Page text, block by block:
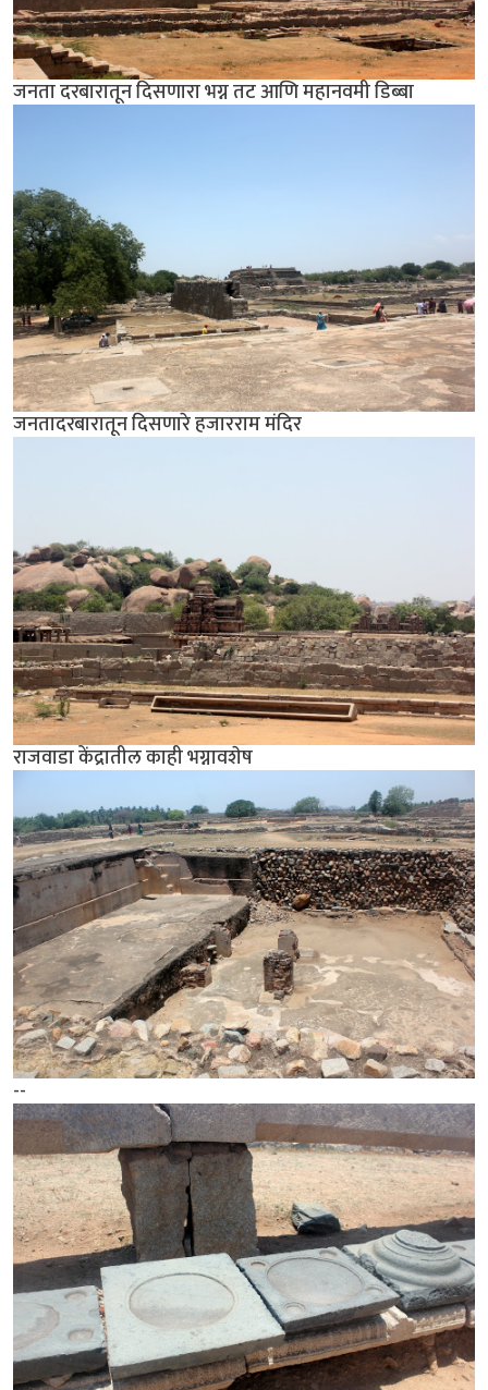
जनता दरबारातून दिसणारा भग्न तट आणि महानवमी डिब्बा
जनतादरबारातून दिसणारे हजारराम मंदिर
राजवाडा केंद्रातील काही भग्नावशेष
--